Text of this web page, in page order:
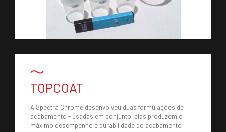
TOPCOAT
A Spectra Chrome desenvolveu duas formulações de
acabamento - usadas em conjunto, elas produzem o
máximo desempenho e durabilidade do acabamento